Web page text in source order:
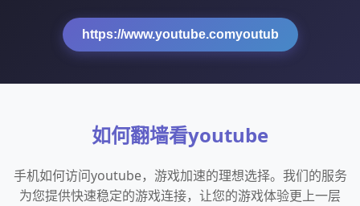
https://www.youtube.comyoutub
如何翻墙看youtube
手机如何访问youtube，游戏加速的理想选择。我们的服务
为您提供快速稳定的游戏连接，让您的游戏体验更上一层